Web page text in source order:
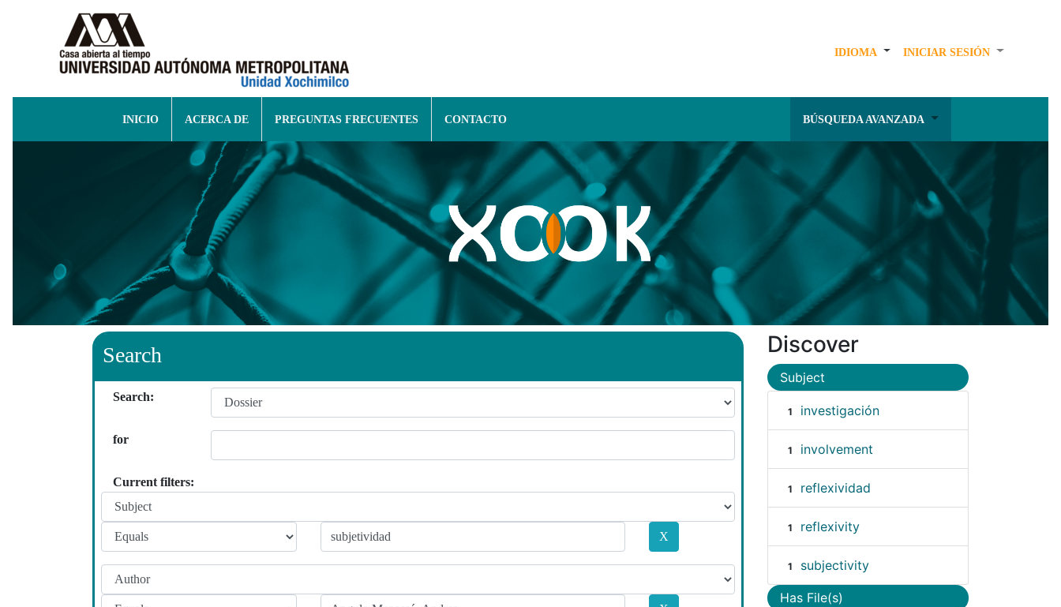
IDIOMA INICIAR SESIÓN
INICIO ACERCA DE PREGUNTAS FRECUENTES CONTACTO BÚSQUEDA AVANZADA
Search
Search:
for
Current filters:
Discover
Subject
1 investigación
1 involvement
1 reflexividad
1 reflexivity
1 subjectivity
Has File(s)